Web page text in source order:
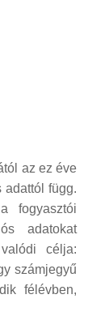
az ez éve
adattól függ.
fogyasztói
adatokat
célja:
számjegyű
félévben,